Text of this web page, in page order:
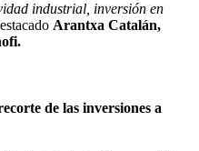
industrial, inversión en
Arantxa Catalán,
de las inversiones a